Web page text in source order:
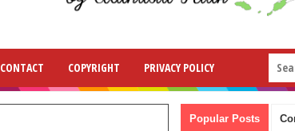
CONTACT COPYRIGHT PRIVACY POLICY
Popular Posts